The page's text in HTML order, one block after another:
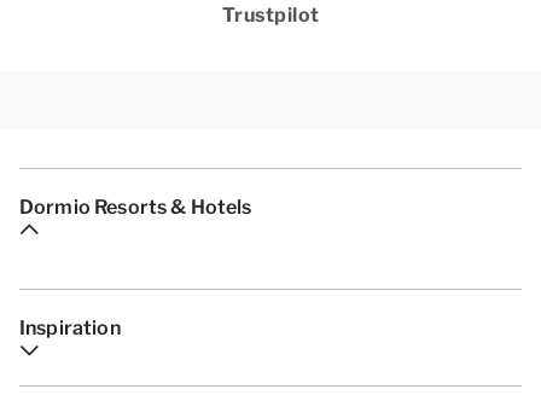
Trustpilot
Dormio Resorts & Hotels
Inspiration